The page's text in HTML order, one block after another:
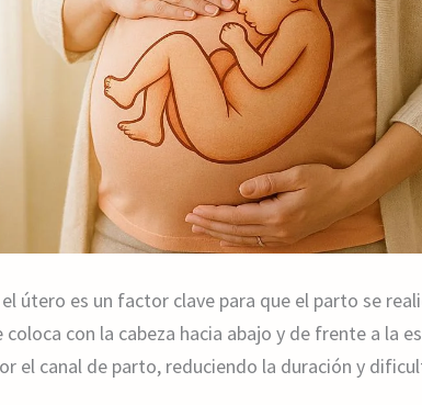
útero es un factor clave para que el parto se
coloca con la cabeza hacia abajo y de frente a la
el canal de parto, reduciendo la duración y